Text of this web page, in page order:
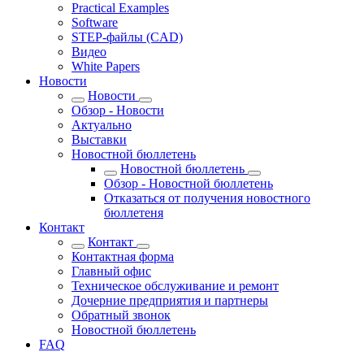
Practical Examples
Software
STEP-файлы (CAD)
Видео
White Papers
Новости
Новости
Обзор - Новости
Актуально
Выставки
Новостной бюллетень
Новостной бюллетень
Обзор - Новостной бюллетень
Отказаться от получения новостного
бюллетеня
Контакт
Контакт
Контактная форма
Главный офис
Техническое обслуживание и ремонт
Дочерние предприятия и партнеры
Обратный звонок
Новостной бюллетень
FAQ